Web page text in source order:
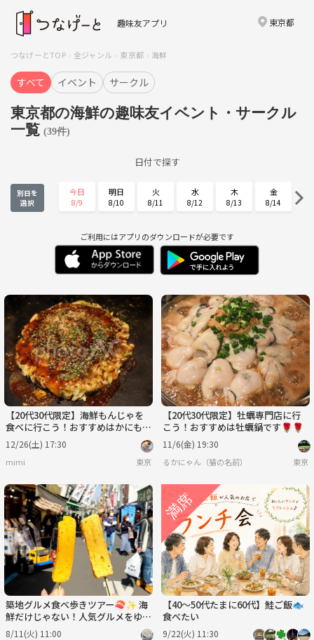
趣味友アプリ 東京都
つなげーとTOP 全ジャンル 東京都 海鮮
すべて イベント サークル
東京都の海鮮の趣味友イベント・サークル
一覧 (39件)
日付で探す
別日を
選択
今日
8/9
明日
8/10
火
8/11
水
8/12
木
8/13
金
8/14
8/15 8/16 8/17 8/18 8/19
金
8/21
土
8/22
月
8/24
火
8/25
8/27 8/28 8/29 8/30 8/31 9/1
水
9/2
木
9/3
土
9/5
日
9/6
月
9/7
ご利用にはアプリのダウンロードが必要です
【20代30代限定】海鮮もんじゃを
食べに行こう！おすすめはかにもん
じゃ🍎🍎
12/26(土) 17:30
mimi 東京
【20代30代限定】牡蠣専門店に行
こう！おすすめは牡蠣鍋です🌹🌹
11/6(金) 19:30
るかにゃん（猫の名前） 東京
築地グルメ食べ歩きツアー🍣✨ 海
鮮だけじゃない！人気グルメをゆる
っと満喫
8/11(火) 11:00
【40〜50代たまに60代】鮭ご飯🐟️
食べたい
9/22(火) 11:30